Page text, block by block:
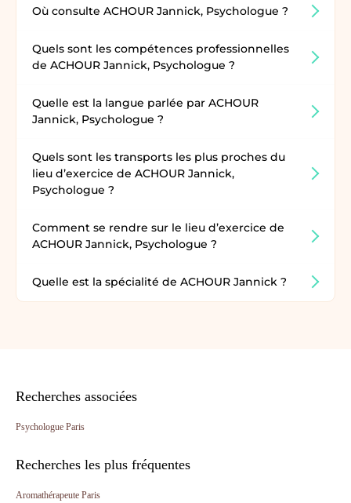
Où consulte ACHOUR Jannick, Psychologue ?
Quels sont les compétences professionnelles
de ACHOUR Jannick, Psychologue ?
Quelle est la langue parlée par ACHOUR
Jannick, Psychologue ?
Quels sont les transports les plus proches du
lieu d’exercice de ACHOUR Jannick,
Psychologue ?
Comment se rendre sur le lieu d’exercice de
ACHOUR Jannick, Psychologue ?
Quelle est la spécialité de ACHOUR Jannick ?
Recherches associées
Psychologue Paris
Recherches les plus fréquentes
Aromathérapeute Paris